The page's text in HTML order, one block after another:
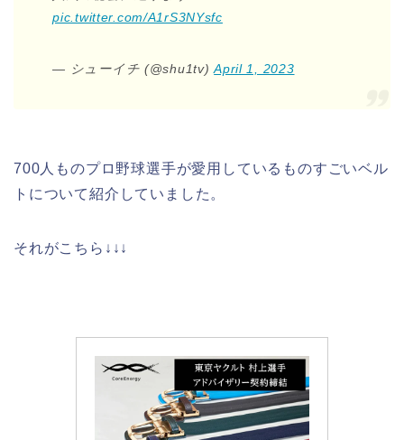
pic.twitter.com/A1rS3NYsfc
— シューイチ (@shu1tv)April 1, 2023
700人ものプロ野球選手が愛用しているものすごいベル
トについて紹介していました。
それがこちら↓↓↓